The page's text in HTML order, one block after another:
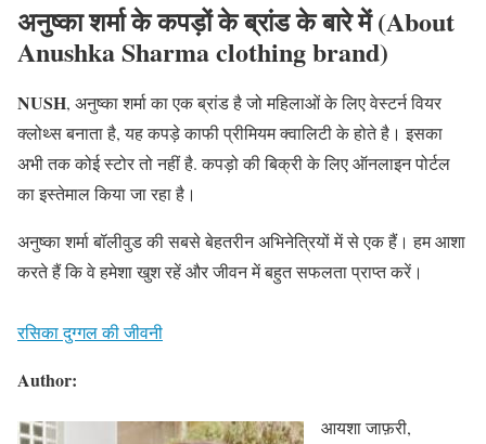
अनुष्का शर्मा के कपड़ोंकेब्रांड के बारे में (About
Anushka Sharma clothing brand)
NUSH, अनुष्का शर्मा का एक ब्रांड है जो महिलाओं के लिए वेस्टर्न वियर
क्लोथ्स बनाता है, यह कपड़े काफी प्रीमियम क्वालिटी के होते है। इसका
अभी तक कोई स्टोर तो नहीं है. कपड़ो की बिक्री के लिए ऑनलाइन पोर्टल
का इस्तेमाल किया जा रहा है।
अनुष्का शर्मा बॉलीवुड की सबसे बेहतरीन अभिनेत्रियों में से एक हैं। हम आशा
करते हैं कि वे हमेशा खुश रहें और जीवन में बहुत सफलता प्राप्त करें।
रसिका दुग्गल की जीवनी
Author:
आयशा जाफ़री,